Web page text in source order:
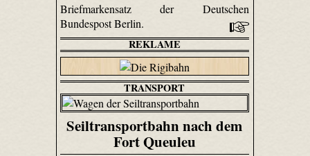
Briefmarkensatz der Deutschen
Bundespost Berlin.
REKLAME
TRANSPORT
Seiltransportbahn nach dem
Fort Queuleu